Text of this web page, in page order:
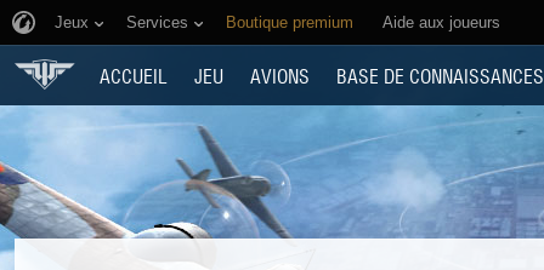
Jeux Services Boutique premium Aide aux joueurs
ACCUEIL JEU AVIONS BASE DE CONNAISSANCES